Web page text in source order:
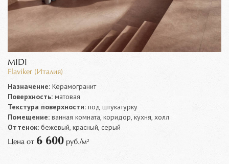
MIDI
Flaviker (Италия)
Назначение: Керамогранит
Поверхность: матовая
Текстура поверхности: под штукатурку
Помещение: ванная комната, коридор, кухня, холл
Оттенок: бежевый, красный, серый
Цена от 6 600 руб./м²